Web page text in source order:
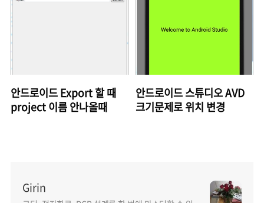
안드로이드 Export 할 때
project 이름 안나올때
안드로이드 스튜디오 AVD
크기문제로 위치 변경
Girin